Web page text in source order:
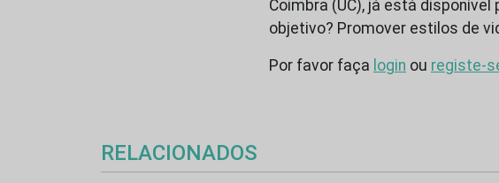
Coimbra (UC), já está
objetivo? Promover estilos de
Por favor faça login ou registe-
RELACIONADOS